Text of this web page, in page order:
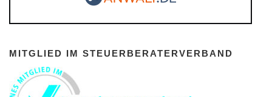
MITGLIED IM STEUERBERATERVERBAND